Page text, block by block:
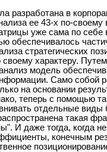
разработана в
ее 43-х по-
уже сама по себе
обеспечивалось
стратегических
своему характеру.
модель
Само собой
на основании
теперь с помощью
отдельные
такая
И даже тогда, когда
конечным